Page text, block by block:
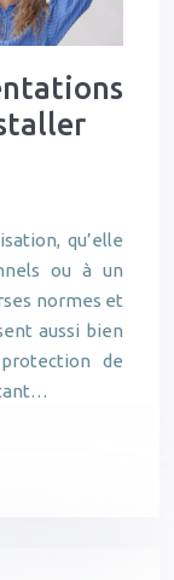
qu’elle
ou à un
normes et
aussi bien
de